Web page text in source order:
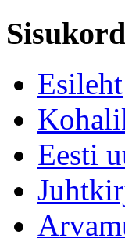
Sisukord
Esileht
Eesti